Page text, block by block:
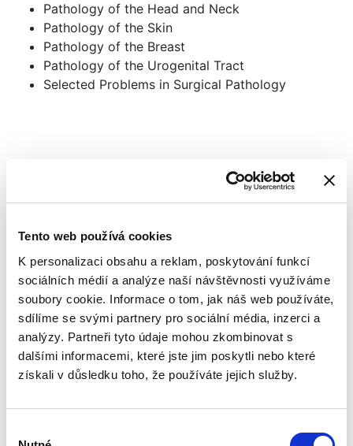
Tento web používá cookies
K personalizaci obsahu a reklam, poskytování funkcí
sociálních médií a analýze naší návštěvnosti využíváme
soubory cookie. Informace o tom, jak náš web používáte,
sdílíme se svými partnery pro sociální média, inzerci a
analýzy. Partneři tyto údaje mohou zkombinovat s
dalšími informacemi, které jste jim poskytli nebo které
získali v důsledku toho, že používáte jejich služby.
Pathology of the Head and Neck
Pathology of the Skin
Pathology of the Breast
Pathology of the Urogenital Tract
Selected Problems in Surgical Pathology
Courses directors
Prof. Michal Michal, MD Bioptická laboratoř s.r.o.,
Plzeň, Czech Republic
Course description
We have the pleasure to announce courses at a
multihead microscope given by Pilsen pathologists,
which will take place at the Bioptical Laboratory in
organized at multihead OLYMPUS microscope (please